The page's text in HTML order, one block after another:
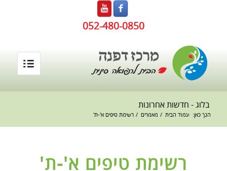
052-480-0850
בלוג - חדשות אחרונות
הנך כאן: עמוד הבית / מאמרים / רשימת טיפים א'-ת'
רשימת טיפים א'-ת'